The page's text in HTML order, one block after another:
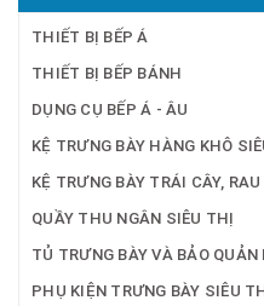
THIẾT BỊ BẾP Á
THIẾT BỊ BẾP BÁNH
DỤNG CỤ BẾP Á - ÂU
KỆ TRƯNG BÀY HÀNG KHÔ
KỆ TRƯNG BÀY TRÁI CÂY,
QUẦY THU NGÂN SIÊU THỊ
TỦ TRƯNG BÀY VÀ BẢO QUẢN
PHỤ KIỆN TRƯNG BÀY SIÊU